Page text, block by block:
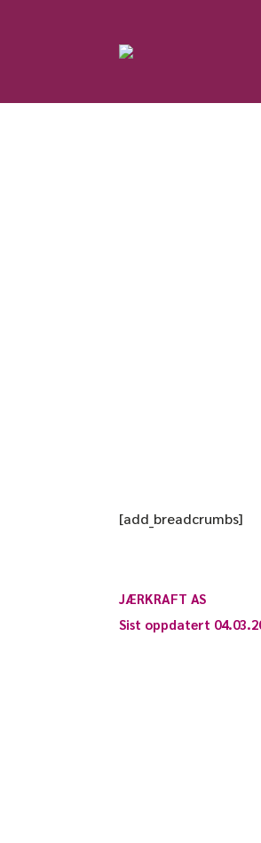
[add_breadcrumbs]
JÆRKRAFT AS
Sist oppdatert